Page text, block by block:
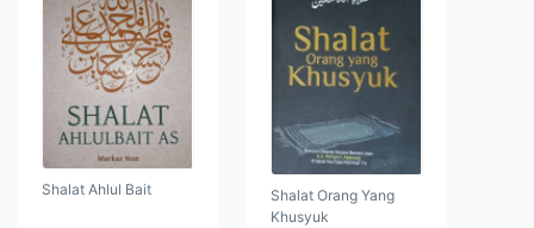
Shalat Ahlul Bait
Shalat Orang Yang
Khusyuk